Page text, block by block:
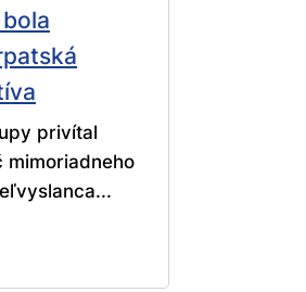
privítal
mimoriadneho